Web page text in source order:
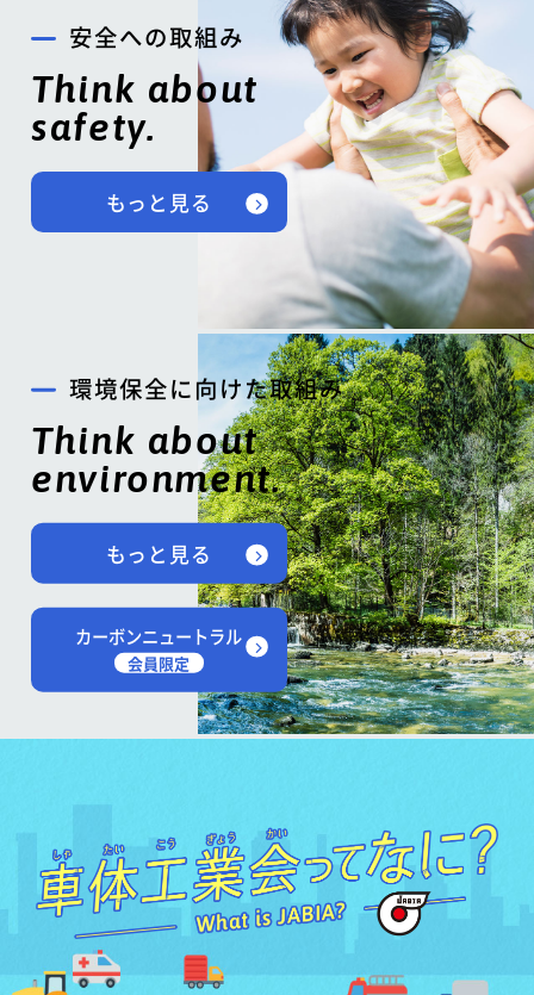
安全への取組み
Think about
safety.
もっと見る
環境保全に向けた取組み
Think about
environment.
もっと見る
カーボンニュートラル
会員限定